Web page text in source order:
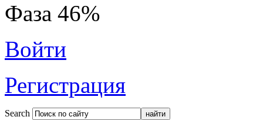
Фаза 46%
Войти
Регистрация
Search